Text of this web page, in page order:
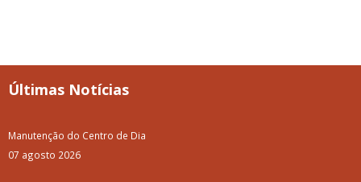
Últimas Notícias
Manutenção do Centro de Dia
07 agosto 2026